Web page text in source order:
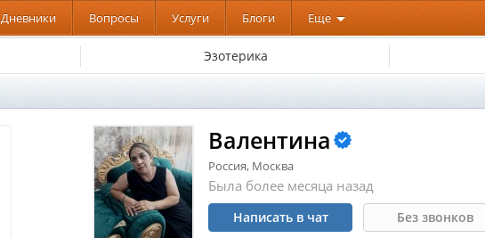
Дневники Вопросы Услуги Блоги Еще
Эзотерика
Валентина
Россия, Москва
Была более месяца назад
Написать в чат Без звонков